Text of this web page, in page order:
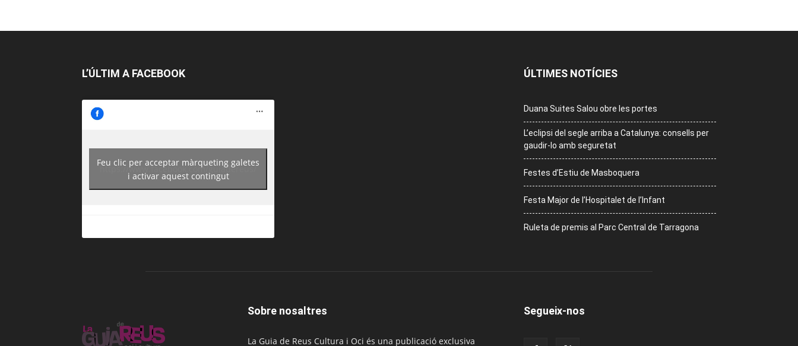
L’ÚLTIM A FACEBOOK
https://www.facebook.com/guiadereus/
Feu clic per acceptar màrqueting galetes
i activar aquest contingut
ÚLTIMES NOTÍCIES
Duana Suites Salou obre les portes
L’eclipsi del segle arriba a Catalunya: consells per
gaudir-lo amb seguretat
Festes d’Estiu de Masboquera
Festa Major de l’Hospitalet de l’Infant
Ruleta de premis al Parc Central de Tarragona
Sobre nosaltres
La Guia de Reus Cultura i Oci és una publicació exclusiva
Segueix-nos